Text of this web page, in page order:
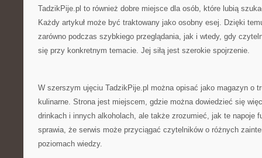
TadzikPije.pl to również dobre miejsce dla osób, które lubią
Każdy artykuł może być traktowany jako osobny esej. Dzięki
zarówno podczas szybkiego przeglądania, jak i wtedy, gdy
się przy konkretnym temacie. Jej siłą jest szerokie spojrzenie.
W szerszym ujęciu TadzikPije.pl można opisać jako magazyn o
kulinarne. Strona jest miejscem, gdzie można dowiedzieć się
drinkach i innych alkoholach, ale także zrozumieć, jak te napoje
sprawia, że serwis może przyciągać czytelników o różnych
poziomach wiedzy.